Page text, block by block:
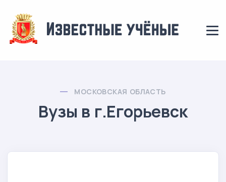
МОСКОВСКАЯ ОБЛАСТЬ
Вузы в г.Егорьевск